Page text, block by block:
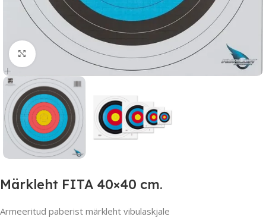
Suurendamiseks klõpsake
Märkleht FITA 40×40 cm.
Armeeritud paberist märkleht vibulaskjale